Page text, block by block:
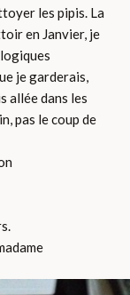
les pipis. La
en Janvier, je
je garderais,
allée dans les
pas le coup de